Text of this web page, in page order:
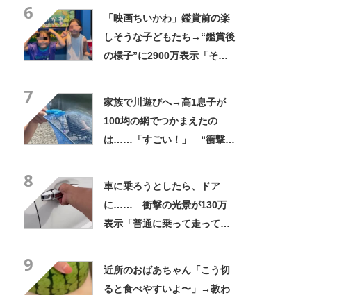
6
「映画ちいかわ」鑑賞前の楽
しそうな子どもたち→“鑑賞後
の様子”に2900万表示「そう
7
家族で川遊びへ→高1息子が
100均の網でつかまえたの
は……「すごい！」 “衝撃の
8
車に乗ろうとしたら、ドア
に…… 衝撃の光景が130万
表示「普通に乗って走ってた
9
近所のおばあちゃん「こう切
ると食べやすいよ〜」→教わ